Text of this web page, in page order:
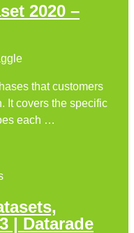
2020 –
that customers
It covers the specific
each …
| Datarade